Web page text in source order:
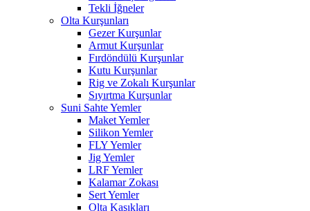
Tekli İğneler
Olta Kurşunları
Gezer Kurşunlar
Armut Kurşunlar
Fırdöndülü Kurşunlar
Kutu Kurşunlar
Rig ve Zokalı Kurşunlar
Sıyırtma Kurşunlar
Suni Sahte Yemler
Maket Yemler
Silikon Yemler
FLY Yemler
Jig Yemler
LRF Yemler
Kalamar Zokası
Sert Yemler
Olta Kaşıkları